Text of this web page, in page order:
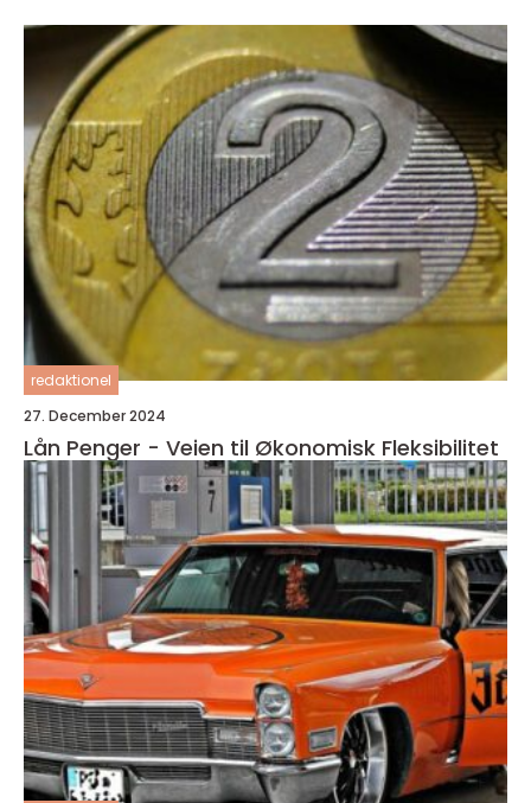
redaktionel
27. December 2024
Lån Penger - Veien til Økonomisk Fleksibilitet